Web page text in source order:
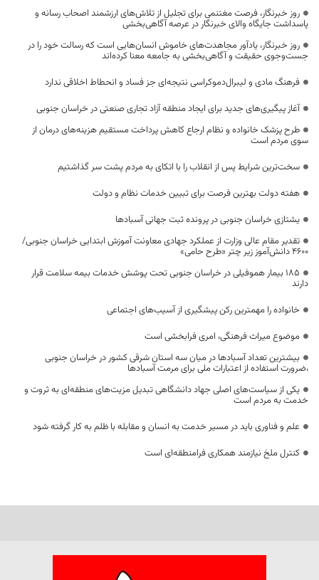
روز خبرنگار، فرصت مغتنمی برای تجلیل از تلاش‌های ارزشمند اصحاب رسانه و
پاسداشت جایگاه والای خبرنگار در عرصه آگاهی‌بخشی
روز خبرنگار، یادآور مجاهدت‌های خاموش انسان‌هایی است که رسالت خود را در
جست‌وجوی حقیقت و آگاهی‌بخشی به جامعه معنا کرده‌اند
فرهنگ مادی و لیبرال‌دموکراسی نتیجه‌ای جز فساد و انحطاط اخلاقی ندارد
آغاز پیگیری‌های جدید برای ایجاد منطقه آزاد تجاری صنعتی در خراسان جنوبی
طرح پزشک خانواده و نظام ارجاع کاهش پرداخت مستقیم هزینه‌های درمان از
سوی مردم است
سخت‌ترین شرایط پس از انقلاب را با اتکای به مردم پشت سر گذاشتیم
هفته دولت بهترین فرصت برای تبیین خدمات نظام و دولت
یشتازی خراسان جنوبی در پرونده ثبت جهانی آسبادها
تقدیر مقام عالی وزارت از عملکرد جهادی معاونت آموزش ابتدایی خراسان جنوبی/
۴۶۰۰ دانش‌آموز زیر چتر «طرح حامی»
۱۸۵ بیمار هموفیلی در خراسان جنوبی تحت پوشش خدمات بیمه سلامت قرار
دارند
خانواده را مهمترین رکن پیشگیری از آسیب‌های اجتماعی
موضوع میراث فرهنگی، امری فرابخشی است
بیشترین تعداد آسبادها در میان سه استان شرقی کشور در خراسان جنوبی
،ضرورت استفاده از اعتبارات ملی برای مرمت آسبادها
یکی از سیاست‌های اصلی جهاد دانشگاهی تبدیل مزیت‌های منطقه‌ای به ثروت و
خدمت به مردم است
علم و فناوری باید در مسیر خدمت به انسان و مقابله با ظلم به کار گرفته شود
کنترل ملخ نیازمند همکاری فرامنطقه‌ای است